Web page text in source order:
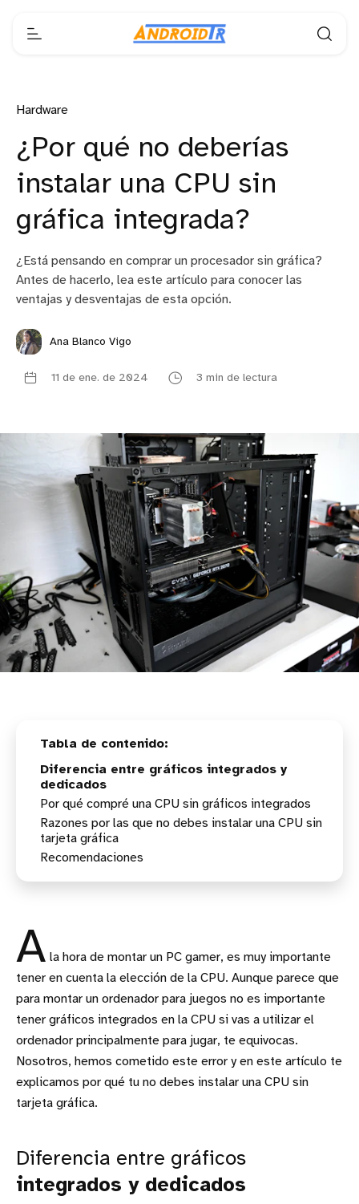
Hardware
¿Por qué no deberías
instalar una CPU sin
gráfica integrada?
¿Está pensando en comprar un procesador sin gráfica?
Antes de hacerlo, lea este artículo para conocer las
ventajas y desventajas de esta opción.
Ana Blanco Vigo
11 de ene. de 2024 3 min de lectura
Diferencia entre gráficos integrados y
dedicados
Por qué compré una CPU sin gráficos integrados
Razones por las que no debes instalar una CPU sin
tarjeta gráfica
Recomendaciones
A la hora de montar un PC gamer, es muy importante
tener en cuenta la elección de la CPU. Aunque parece que
para montar un ordenador para juegos no es importante
tener gráficos integrados en la CPU si vas a utilizar el
ordenador principalmente para jugar, te equivocas.
Nosotros, hemos cometido este error y en este artículo te
explicamos por qué tu no debes instalar una CPU sin
tarjeta gráfica.
Diferencia entre gráficos
integrados y dedicados